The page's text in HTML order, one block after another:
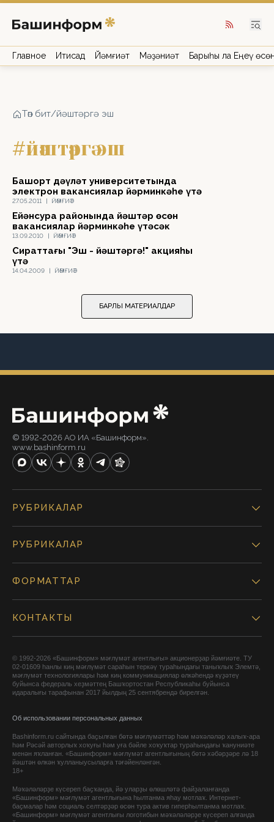
Главное Иҡтисад Йәмғиәт Мәҙәниәт Барыһы ла Еңеү
Төп бит/йәштәргә эш
#йәштәргә эш
27.05.2011 | ЙӘМҒИӘТ
Башҡорт дәүләт университетында
электрон вакансиялар йәрминкәһе үтә
13.09.2010 | ЙӘМҒИӘТ
Ейәнсура районында йәштәр өсөн
вакансиялар йәрминкәһе үтәсәк
14.04.2009 | ЙӘМҒИӘТ
Сираттағы "Эш - йәштәргә!" акцияһы
үтә
БАРЛЫҠ МАТЕРИАЛДАР
© 1992-2026 АО ИА «Башинформ».
www.bashinform.ru
РУБРИКАЛАР
РУБРИКАЛАР
ФОРМАТТАР
КОНТАКТЫ
© 1992-2026 «Башинформ» мәғлүмәт агентлығы» акционерҙар йәмғиәте. ТУ
02-01609 һанлы киң мәғлүмәт сараһын теркәү тураһындағы таныҡлыҡ Элемтә,
мәғлүмәт технологиялары һәм киң коммуникациялар өлкәһендә күҙәтеү
буйынса федераль хеҙмәттең Башҡортостан Республикаһы буйынса
идаралығы тарафынан 2017 йылдың 25 сентябрендә бирелгән.
Об использовании персональных данных
Bashinform.ru сайтында баҫылған бөтә мәғлүмәттәр һәм мәҡәләләр халыҡ-ара
һәм Рәсәй авторлыҡ хоҡуғы һәм уға бәйле хоҡуҡтар тураһындағы ҡануниәте
менән яҡланған. «Башинформ» мәғлүмәт агентлығының бөтә хәбәрҙәре лә 18
йәштән өлкән ҡулланыусыларға тәғәйенләнгән.
18+
Мәҡәләләрҙе күсереп баҫҡанда, йә уларҙы өлөшләтә файҙаланғанда
«Башинформ» мәғлүмәт агентлығына һылтанма яһау мотлаҡ. Интернет-
баҫмалар һәм социаль селтәрҙәр өсөн тура актив гиперһылтанма мотлаҡ.
«Башинформ» мәғлүмәт агентлығы логотибын мәҡәләләрҙе күсереп алғанда